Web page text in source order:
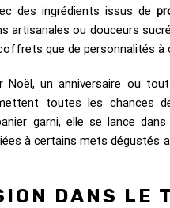
des ingrédients issus de
artisanales ou douceurs
que de personnalités à
Noël, un anniversaire ou
toutes les chances
garni, elle se lance
à certains mets
DANS LE